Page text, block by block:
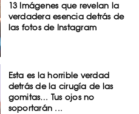
13 Imágenes que revelan la
verdadera esencia detrás de
las fotos de Instagram
Esta es la horrible verdad
detrás de la cirugía de las
gomitas… Tus ojos no
soportarán ...